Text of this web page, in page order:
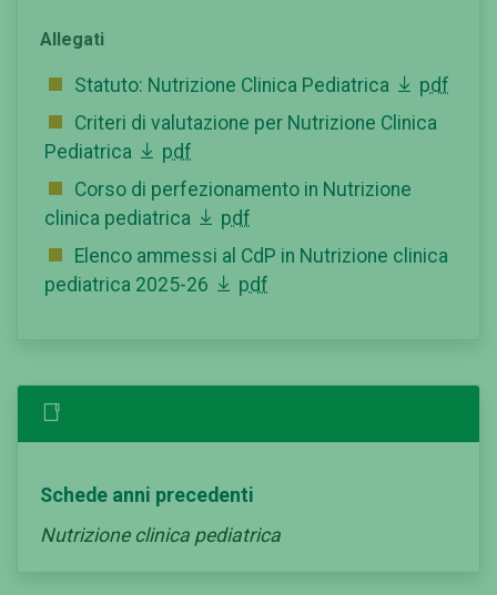
Allegati
Statuto: Nutrizione Clinica Pediatrica
pdf
Criteri di valutazione per Nutrizione Clinica
Pediatrica
pdf
Corso di perfezionamento in Nutrizione
clinica pediatrica
pdf
Elenco ammessi al CdP in Nutrizione clinica
pediatrica 2025-26
pdf
Schede anni precedenti
Nutrizione clinica pediatrica